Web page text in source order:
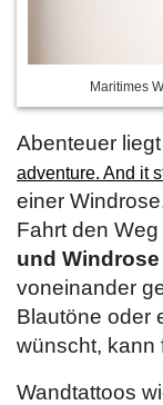
Maritimes
Abenteuer
adventure. And it
einer
Fahrt den
und Windrose
voneinander
Blautöne oder
wünscht, kann
Wandtattoos